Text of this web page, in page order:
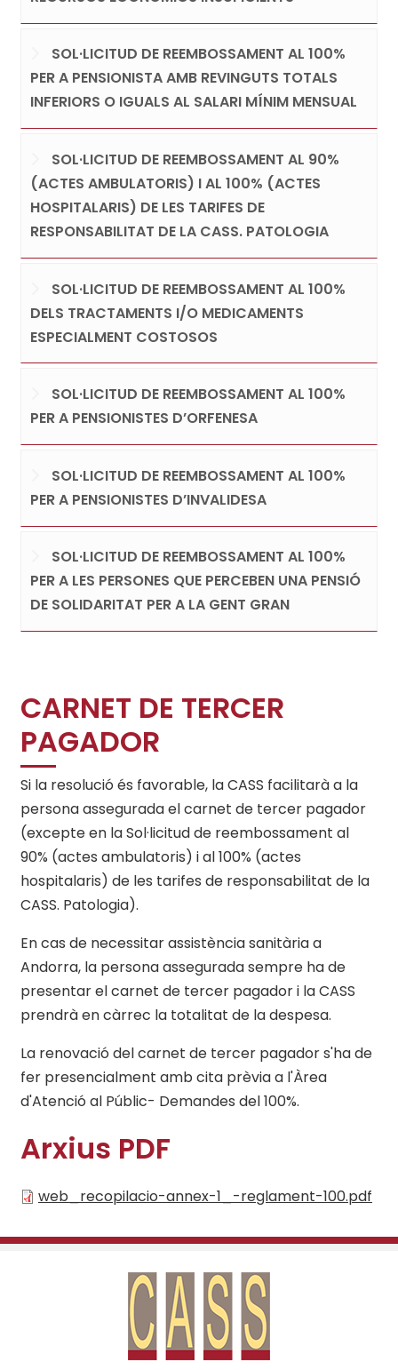
SOL·LICITUD DE REEMBOSSAMENT AL 100%
PER A PENSIONISTA AMB REVINGUTS TOTALS
INFERIORS O IGUALS AL SALARI MÍNIM MENSUAL
SOL·LICITUD DE REEMBOSSAMENT AL 90%
(ACTES AMBULATORIS) I AL 100% (ACTES
HOSPITALARIS) DE LES TARIFES DE
RESPONSABILITAT DE LA CASS. PATOLOGIA
SOL·LICITUD DE REEMBOSSAMENT AL 100%
DELS TRACTAMENTS I/O MEDICAMENTS
ESPECIALMENT COSTOSOS
SOL·LICITUD DE REEMBOSSAMENT AL 100%
PER A PENSIONISTES D’ORFENESA
SOL·LICITUD DE REEMBOSSAMENT AL 100%
PER A PENSIONISTES D’INVALIDESA
SOL·LICITUD DE REEMBOSSAMENT AL 100%
PER A LES PERSONES QUE PERCEBEN UNA PENSIÓ
DE SOLIDARITAT PER A LA GENT GRAN
CARNET DE TERCER
PAGADOR
Si la resolució és favorable, la CASS facilitarà a la
persona assegurada el carnet de tercer pagador
(excepte en la Sol·licitud de reembossament al
90% (actes ambulatoris) i al 100% (actes
hospitalaris) de les tarifes de responsabilitat de la
CASS. Patologia).
En cas de necessitar assistència sanitària a
Andorra, la persona assegurada sempre ha de
presentar el carnet de tercer pagador i la CASS
prendrà en càrrec la totalitat de la despesa.
La renovació del carnet de tercer pagador s'ha de
fer presencialment amb cita prèvia a l'Àrea
d'Atenció al Públic- Demandes del 100%.
Previous
Next
Arxius PDF
web_recopilacio-annex-1_-reglament-100.pdf